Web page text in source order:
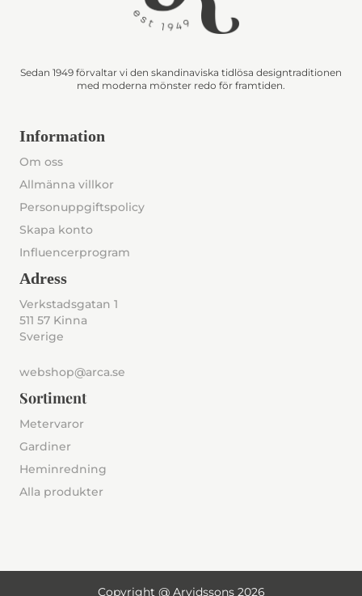
Sedan 1949 förvaltar vi den skandinaviska tidlösa designtraditionen
med moderna mönster redo för framtiden.
Information
Om oss
Allmänna villkor
Personuppgiftspolicy
Skapa konto
Influencerprogram
Adress
Verkstadsgatan 1
511 57 Kinna
Sverige
webshop@arca.se
Sortiment
Metervaror
Gardiner
Heminredning
Alla produkter
Copyright @ Arvidssons 2026